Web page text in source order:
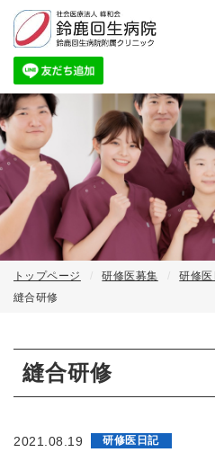
縫
合
研
修
｜
研
修
医
日
記
社
会
医
療
法
人
峰
和
回
鈴
トップページ 研修医募集
研修
縫合研修
縫合研修
2021.08.19 研修医日記